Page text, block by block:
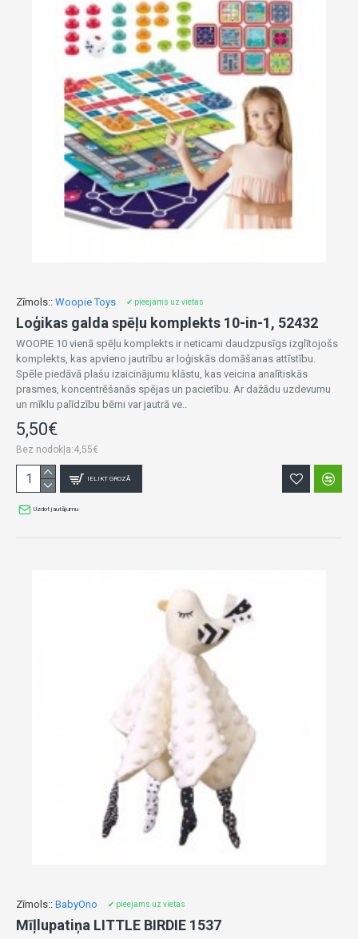
Zīmols:: Woopie Toys ✔ pieejams uz vietas
Loģikas galda spēļu komplekts 10-in-1, 52432
WOOPIE 10 vienā spēļu komplekts ir neticami daudzpusīgs izglītojošs
komplekts, kas apvieno jautrību ar loģiskās domāšanas attīstību.
Spēle piedāvā plašu izaicinājumu klāstu, kas veicina analītiskās
prasmes, koncentrēšanās spējas un pacietību. Ar dažādu uzdevumu
un mīklu palīdzību bērni var jautrā ve..
5,50€
Bez nodokļa:4,55€
IELIKT GROZĀ
Uzdot jautājumu
Zīmols:: BabyOno ✔ pieejams uz vietas
Mīļlupatiņa LITTLE BIRDIE 1537